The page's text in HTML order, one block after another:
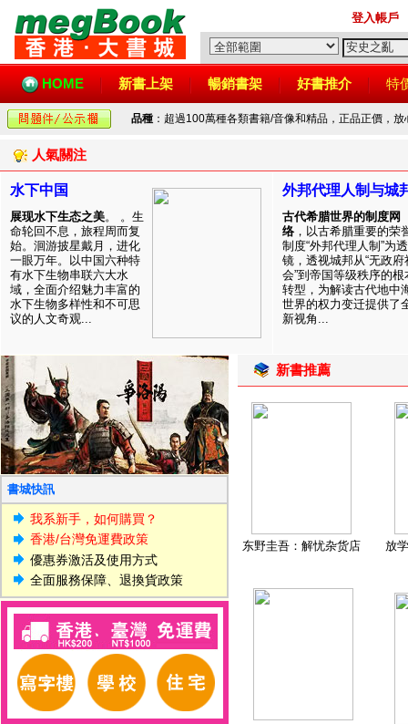
登入帳戶
HOME 新書上架 暢銷書架 好書推介 特
品種 ：超過100萬種各類書籍/音像和精品，正品正價，
人氣關注
水下中国
展现水下生态之美。 。生
命轮回不息，旅程周而复
始。洄游披星戴月，进化
一眼万年。以中国六种特
有水下生物串联六大水
域，全面介绍魅力丰富的
水下生物多样性和不可思
议的人文奇观...
外邦代理人制与城
古代希腊世界的制度网
络 ，以古希腊重要的荣
制度“外邦代理人制”为透
镜，透视城邦从“无政府
会”到帝国等级秩序的根
转型，为解读古代地中
世界的权力变迁提供了
新视角...
書城快訊
我系新手，如何購買？
香港/台灣免運費政策
優惠券激活及使用方式
全面服務保障、退換貨政策
新書推薦
东野圭吾：解忧杂货店 放